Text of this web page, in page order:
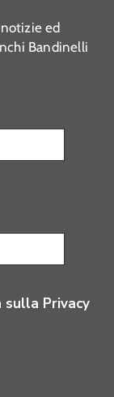
ed
Bandinelli
sulla Privacy